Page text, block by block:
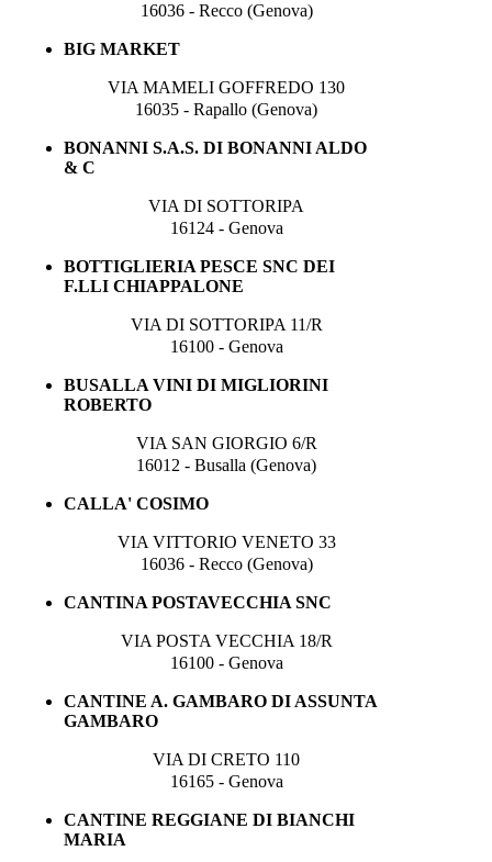
16036 - Recco (Genova)
BIG MARKET
VIA MAMELI GOFFREDO 130
16035 - Rapallo (Genova)
BONANNI S.A.S. DI BONANNI ALDO
& C
VIA DI SOTTORIPA
16124 - Genova
BOTTIGLIERIA PESCE SNC DEI
F.LLI CHIAPPALONE
VIA DI SOTTORIPA 11/R
16100 - Genova
BUSALLA VINI DI MIGLIORINI
ROBERTO
VIA SAN GIORGIO 6/R
16012 - Busalla (Genova)
CALLA' COSIMO
VIA VITTORIO VENETO 33
16036 - Recco (Genova)
CANTINA POSTAVECCHIA SNC
VIA POSTA VECCHIA 18/R
16100 - Genova
CANTINE A. GAMBARO DI ASSUNTA
GAMBARO
VIA DI CRETO 110
16165 - Genova
CANTINE REGGIANE DI BIANCHI
MARIA